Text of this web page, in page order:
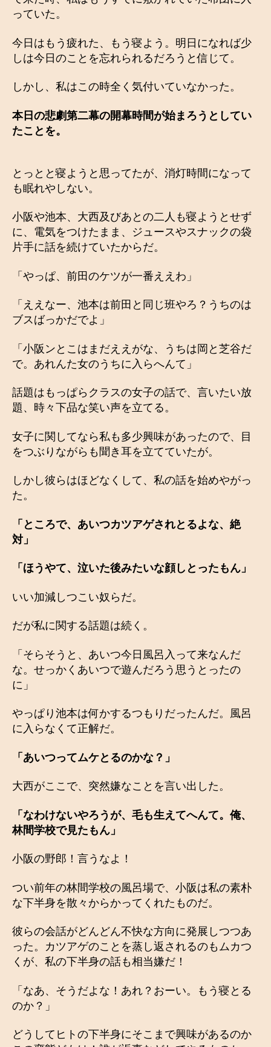
っていた。
今日はもう疲れた、もう寝よう。明日になれば少
しは今日のことを忘れられるだろうと信じて。
しかし、私はこの時全く気付いていなかった。
本日の悲劇第二幕の開幕時間が始まろうとしてい
たことを。
とっとと寝ようと思ってたが、消灯時間になって
も眠れやしない。
小阪や池本、大西及びあとの二人も寝ようとせず
に、電気をつけたまま、ジュースやスナックの袋
片手に話を続けていたからだ。
「やっぱ、前田のケツが一番ええわ」
「ええなー、池本は前田と同じ班やろ？うちのは
ブスばっかだでよ」
「小阪ンとこはまだええがな、うちは岡と芝谷だ
で。あれんた女のうちに入らへんて」
話題はもっぱらクラスの女子の話で、言いたい放
題、時々下品な笑い声を立てる。
女子に関してなら私も多少興味があったので、目
をつぶりながらも聞き耳を立てていたが。
しかし彼らはほどなくして、私の話を始めやがっ
た。
「ところで、あいつカツアゲされとるよな、絶
対」
「ほうやて、泣いた後みたいな顔しとったもん」
いい加減しつこい奴らだ。
だが私に関する話題は続く。
「そらそうと、あいつ今日風呂入って来なんだ
な。せっかくあいつで遊んだろう思うとったの
に」
やっぱり池本は何かするつもりだったんだ。風呂
に入らなくて正解だ。
「あいつってムケとるのかな？」
大西がここで、突然嫌なことを言い出した。
「なわけないやろうが、毛も生えてへんて。俺、
林間学校で見たもん」
小阪の野郎！言うなよ！
つい前年の林間学校の風呂場で、小阪は私の素朴
な下半身を散々からかってくれたものだ。
彼らの会話がどんどん不快な方向に発展しつつあ
った。カツアゲのことを蒸し返されるのもムカつ
くが、私の下半身の話も相当嫌だ！
「なあ、そうだよな！あれ？おーい。もう寝とる
のか？」
どうしてヒトの下半身にそこまで興味があるのか